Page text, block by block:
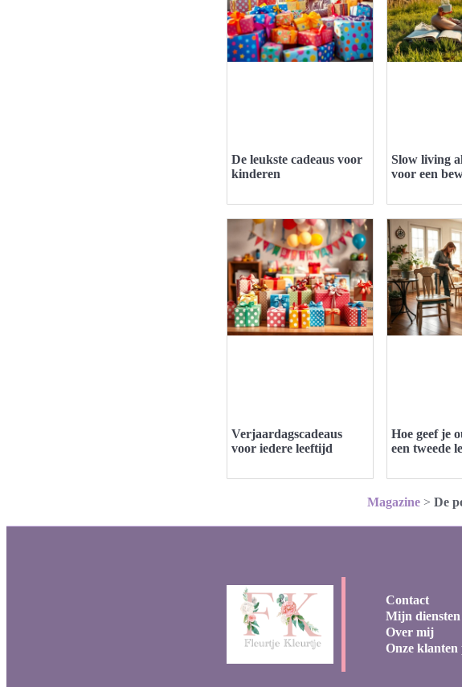
De leukste cadeaus voor
kinderen
Slow living
voor een
Verjaardagscadeaus
voor iedere leeftijd
Hoe geef je
een tweede
Magazine> De
Contact
Mijn diensten
Over mij
Onze